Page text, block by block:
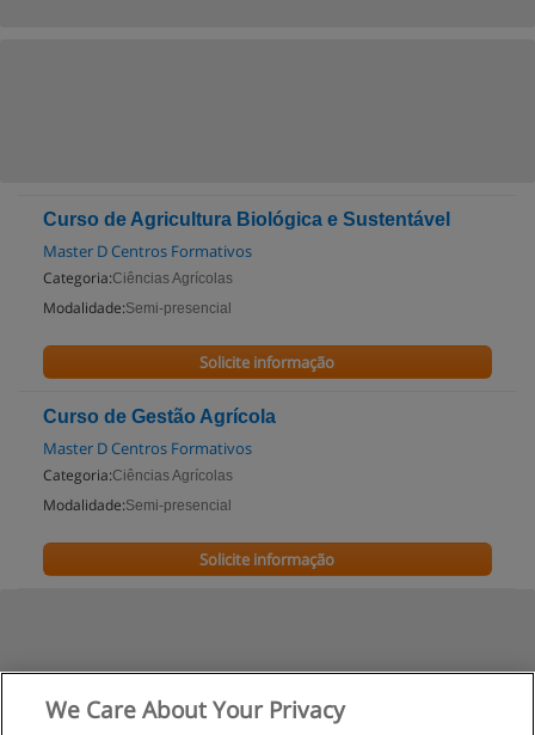
Curso de Agricultura Biológica e Sustentável
Master D Centros Formativos
Categoria:Ciências Agrícolas
Modalidade:Semi-presencial
Solicite informação
Curso de Gestão Agrícola
Master D Centros Formativos
Categoria:Ciências Agrícolas
Modalidade:Semi-presencial
Solicite informação
We Care About Your Privacy